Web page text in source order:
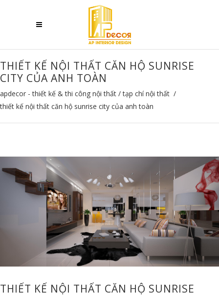
THIẾT KẾ NỘI THẤT CĂN HỘ SUNRISE
CITY CỦA ANH TOÀN
apdecor - thiết kế & thi công nội thất /tạp chí nội thất /
thiết kế nội thất căn hộ sunrise city của anh toàn
THIẾT KẾ NỘI THẤT CĂN HỘ SUNRISE